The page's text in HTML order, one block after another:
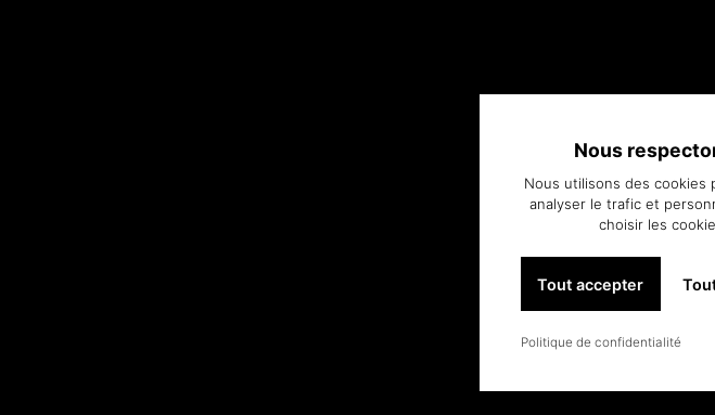
Nous
Nous utilisons des cookies
analyser le trafic et
choisir les
Tout accepter
Politique de confidentialité